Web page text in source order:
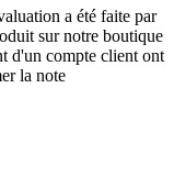
a été faite par
sur notre boutique
d'un compte client ont
la note